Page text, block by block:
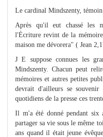
Le cardinal Mindszenty,
Après qu'il eut chassé les
l'Écriture revint de la
maison me dévorera" ( Jean
J E suppose connues les
Mindszenty. Chacun peut
mémoires et autres petites
devrait d'ailleurs se souvenir
quotidiens de la presse ces
Il m'a été donné pendant six
partager sa vie sous le même
ans quand il était jeune